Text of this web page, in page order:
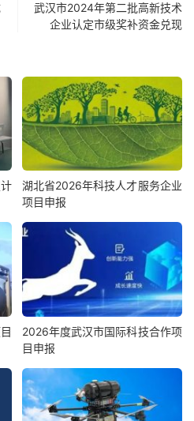
武汉市2024年第二批高新技术
企业认定市级奖补资金兑现
湖北省2026年科技人才服务企业
项目申报
2026年度武汉市国际科技合作项
目申报